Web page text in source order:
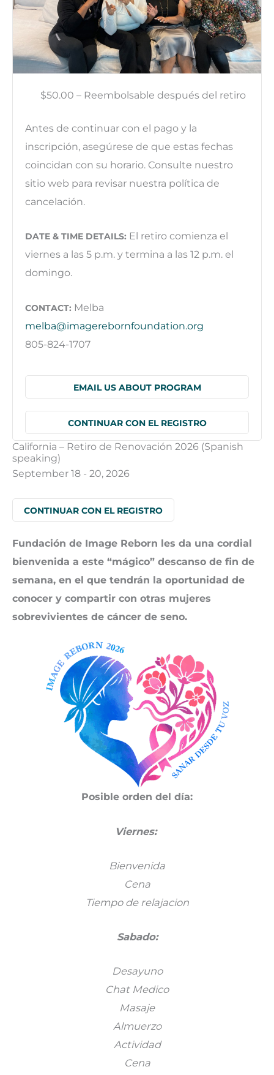
$50.00 – Reembolsable después del retiro
Antes de continuar con el pago y la
inscripción, asegúrese de que estas fechas
coincidan con su horario. Consulte nuestro
sitio web para revisar nuestra política de
cancelación.
DATE & TIME DETAILS: El retiro comienza el
viernes a las 5 p.m. y termina a las 12 p.m. el
domingo.
CONTACT: Melba
melba@imagerebornfoundation.org
805-824-1707
EMAIL US ABOUT PROGRAM
CONTINUAR CON EL REGISTRO
California – Retiro de Renovación 2026 (Spanish
speaking)
September 18 - 20, 2026
CONTINUAR CON EL REGISTRO
Fundación de Image Reborn les da una cordial
bienvenida a este “mágico” descanso de fin de
semana, en el que tendrán la oportunidad de
conocer y compartir con otras mujeres
sobrevivientes de cáncer de seno.
Posible orden del día:
Viernes:
Bienvenida
Cena
Tiempo de relajacion
Sabado:
Desayuno
Chat Medico
Masaje
Almuerzo
Actividad
Cena